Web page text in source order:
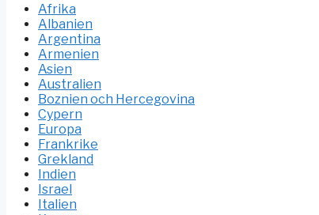
Afrika
Albanien
Argentina
Armenien
Asien
Australien
Boznien och Hercegovina
Cypern
Europa
Frankrike
Grekland
Indien
Israel
Italien